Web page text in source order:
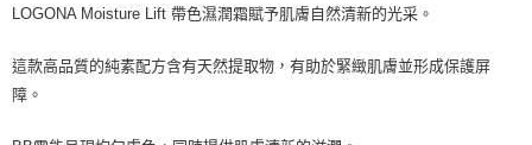
全家純取貨 (先付款
每筆NT$80，滿NT$999(含以上)免運費
LOGONA Moisture Lift 帶色濕潤霜賦予肌膚自然清新的光采。
這款高品質的純素配方含有天然提取物，有助於緊緻肌膚並形成保護屏
障。